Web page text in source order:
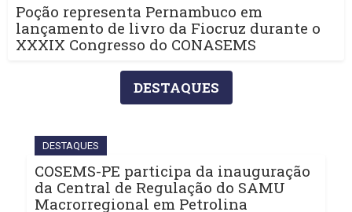
Poção representa Pernambuco em
lançamento de livro da Fiocruz durante o
XXXIX Congresso do CONASEMS
DESTAQUES
DESTAQUES
COSEMS-PE participa da inauguração
da Central de Regulação do SAMU
Macrorregional em Petrolina